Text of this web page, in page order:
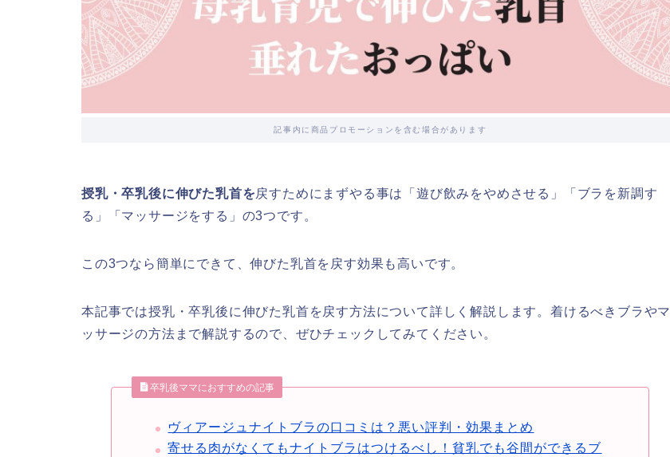
記事内に商品プロモーションを含む場合があります
授乳・卒乳後に伸びた乳首を戻すためにまずやる事は「遊び飲みをやめさせる」「ブラを新調す
る」「マッサージをする」の3つです。
この3つなら簡単にできて、伸びた乳首を戻す効果も高いです。
本記事では授乳・卒乳後に伸びた乳首を戻す方法について詳しく解説します。着けるべきブラやマ
ッサージの方法まで解説するので、ぜひチェックしてみてください。
卒乳後ママにおすすめの記事
ヴィアージュナイトブラの口コミは？悪い評判・効果まとめ
寄せる肉がなくてもナイトブラはつけるべし！貧乳でも谷間ができるブ